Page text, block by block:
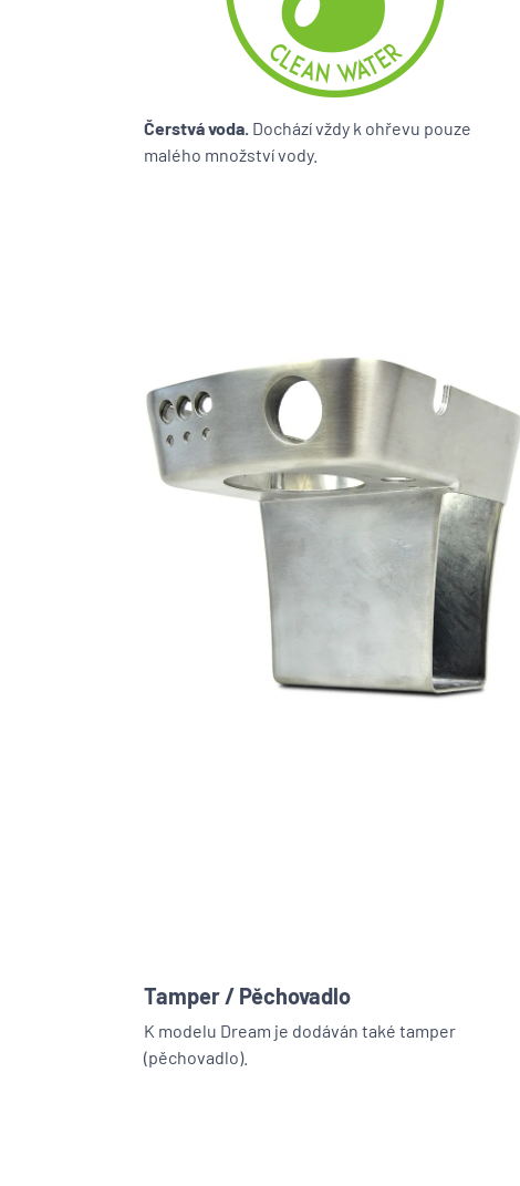
Čerstvá voda. Dochází vždy k ohřevu pouze
malého množství vody.
Tamper / Pěchovadlo
K modelu Dream je dodáván také tamper
(pěchovadlo).